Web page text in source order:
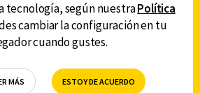
LA APP DE CANAL 6
tecnología, según nuestraPolítica
cambiar la configuración en tu
cuando gustes.
MÁS ESTOY DE ACUERDO